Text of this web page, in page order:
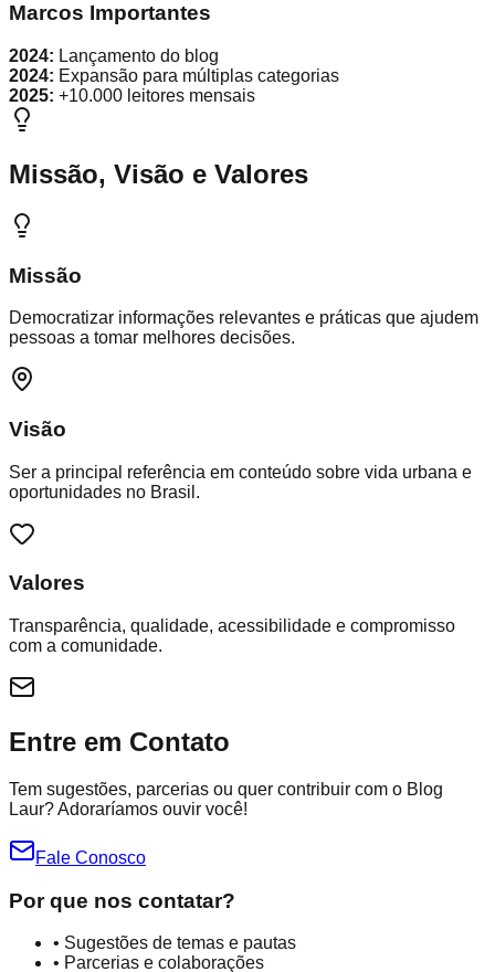
Marcos Importantes
2024: Lançamento do blog
2024: Expansão para múltiplas categorias
2025: +10.000 leitores mensais
Missão, Visão e Valores
Missão
Democratizar informações relevantes e práticas que ajudem
pessoas a tomar melhores decisões.
Visão
Ser a principal referência em conteúdo sobre vida urbana e
oportunidades no Brasil.
Valores
Transparência, qualidade, acessibilidade e compromisso
com a comunidade.
Entre em Contato
Tem sugestões, parcerias ou quer contribuir com o Blog
Laur? Adoraríamos ouvir você!
Fale Conosco
Por que nos contatar?
• Sugestões de temas e pautas
• Parcerias e colaborações